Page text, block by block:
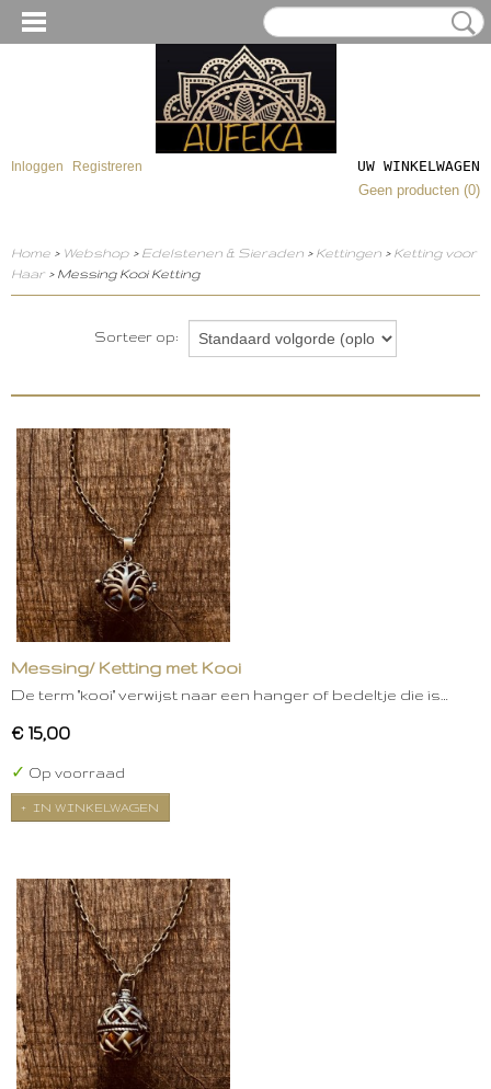
Inloggen Registreren
UW WINKELWAGEN
Geen producten (0)
Home > Webshop > Edelstenen & Sieraden > Kettingen > Ketting voor
Haar > Messing Kooi Ketting
Sorteer op:
Messing/ Ketting met Kooi
De term "kooi" verwijst naar een hanger of bedeltje die is…
€ 15,00
✓ Op voorraad
IN WINKELWAGEN